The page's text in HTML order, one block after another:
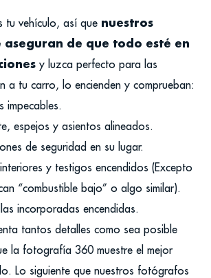
tu vehículo, así que nuestros
de que todo esté en
y luzca perfecto para las
a tu carro, lo encienden y comprueban:
impecables.
espejos y asientos alineados.
de seguridad en su lugar.
y testigos encendidos (Excepto
“combustible bajo” o algo similar).
incorporadas encendidas.
tantos detalles como sea posible
la fotografía 360 muestre el mejor
Lo siguiente que nuestros fotógrafos